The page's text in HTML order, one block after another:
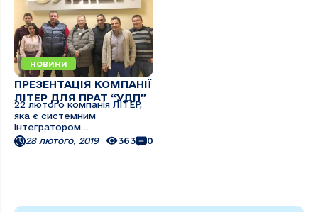
НОВИНИ
ПРЕЗЕНТАЦІЯ КОМПАНІЇ
ЛІТЕР ДЛЯ ПРАТ “УДП”
22 лютого компанія ЛІТЕР,
яка є системним
інтегратором
високотехнологічних
систем AV
28 лютого, 2019 363 0